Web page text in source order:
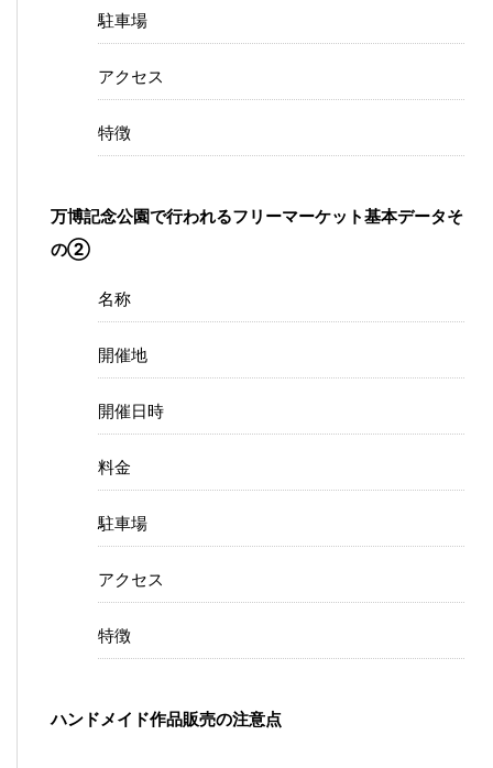
駐車場
アクセス
特徴
万博記念公園で行われるフリーマーケット基本データそ
の②
名称
開催地
開催日時
料金
駐車場
アクセス
特徴
ハンドメイド作品販売の注意点